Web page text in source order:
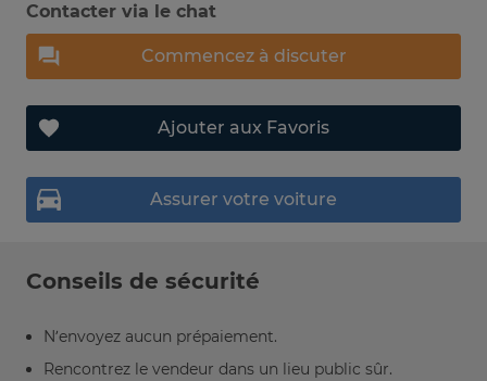
Contacter via le chat
Commencez à discuter
Ajouter aux Favoris
Assurer votre voiture
Conseils de sécurité
N’envoyez aucun prépaiement.
Rencontrez le vendeur dans un lieu public sûr.